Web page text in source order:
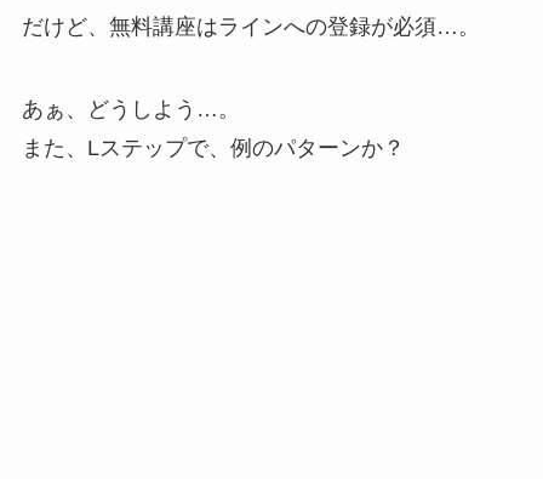
だけど、無料講座はラインへの登録が必須…。
あぁ、どうしよう…。
また、Lステップで、例のパターンか？